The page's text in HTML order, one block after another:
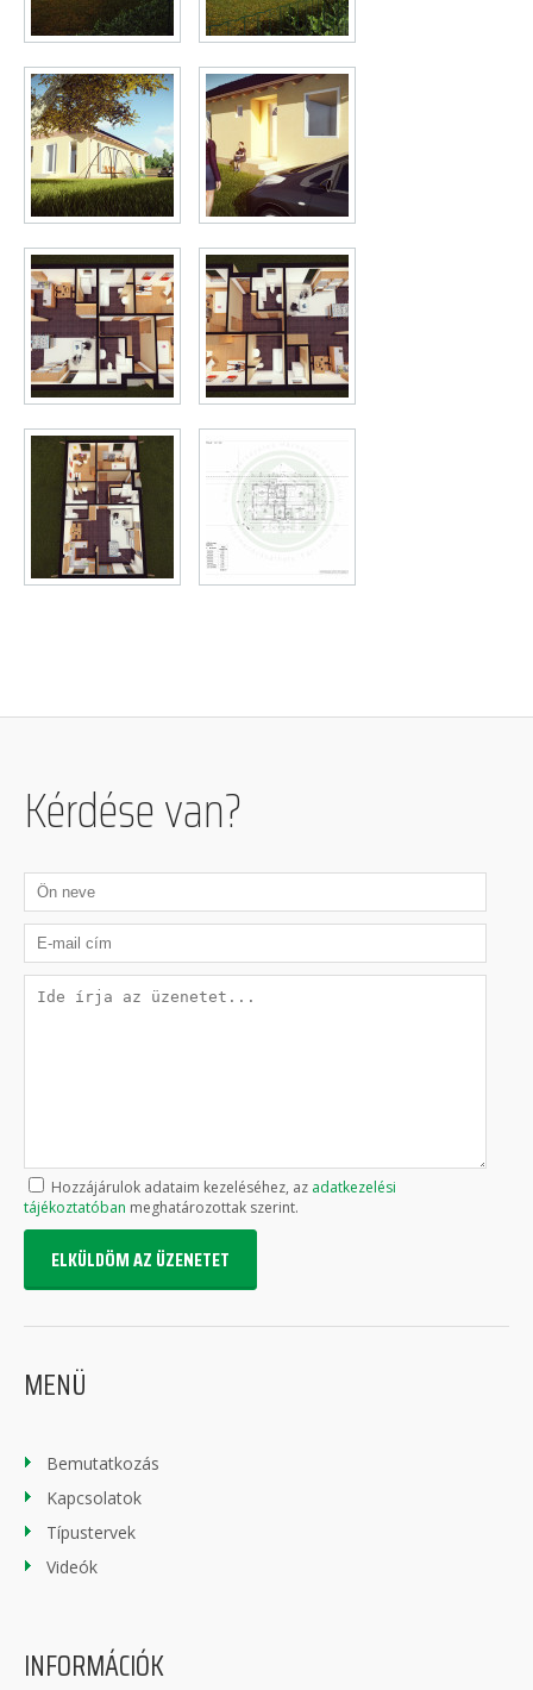
Kérdése van?
Hozzájárulok adataim kezeléséhez, az adatkezelési
tájékoztatóban meghatározottak szerint.
ELKÜLDÖM AZ ÜZENETET
MENÜ
Bemutatkozás
Kapcsolatok
Típustervek
Videók
INFORMÁCIÓK